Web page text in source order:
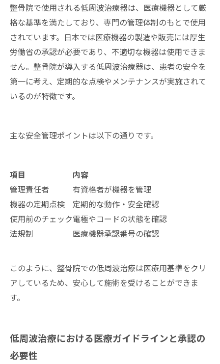
整骨院で使用される低周波治療器は、医療機器として厳
格な基準を満たしており、専門の管理体制のもとで使用
されています。日本では医療機器の製造や販売には厚生
労働省の承認が必要であり、不適切な機器は使用できま
せん。整骨院が導入する低周波治療器は、患者の安全を
第一に考え、定期的な点検やメンテナンスが実施されて
いるのが特徴です。
主な安全管理ポイントは以下の通りです。
項目
内容
管理責任者
有資格者が機器を管理
機器の定期点検
定期的な動作・安全確認
使用前のチェック電極やコードの状態を確認
法規制
医療機器承認番号の確認
このように、整骨院での低周波治療は医療用基準をクリ
アしているため、安心して施術を受けることができま
す。
低周波治療における医療ガイドラインと承認の
必要性